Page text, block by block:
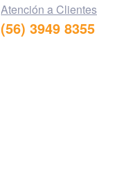
Atención a Clientes
(56) 3949 8355